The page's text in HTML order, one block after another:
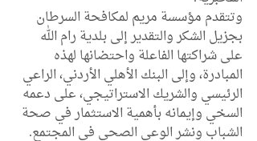
وتتقدم مؤسسة مريم لمكافحة السرطان
بجزيل الشكر والتقدير إلى بلدية رام الله
على شراكتها الفاعلة واحتضانها لهذه
المبادرة، وإلى البنك الأهلي الأردني، الراعي
الرئيسي والشريك الاستراتيجي، على دعمه
السخي وإيمانه بأهمية الاستثمار في صحة
الشباب ونشر الوعي الصحي في المجتمع.